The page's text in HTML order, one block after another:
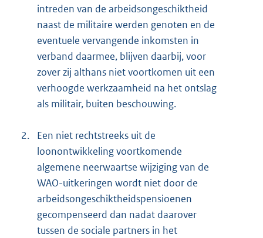
intreden van de arbeidsongeschiktheid
naast de militaire werden genoten en de
eventuele vervangende inkomsten in
verband daarmee, blijven daarbij, voor
zover zij althans niet voortkomen uit een
verhoogde werkzaamheid na het ontslag
als militair, buiten beschouwing.
2.
Een niet rechtstreeks uit de
loonontwikkeling voortkomende
algemene neerwaartse wijziging van de
WAO-uitkeringen wordt niet door de
arbeidsongeschiktheidspensioenen
gecompenseerd dan nadat daarover
tussen de sociale partners in het